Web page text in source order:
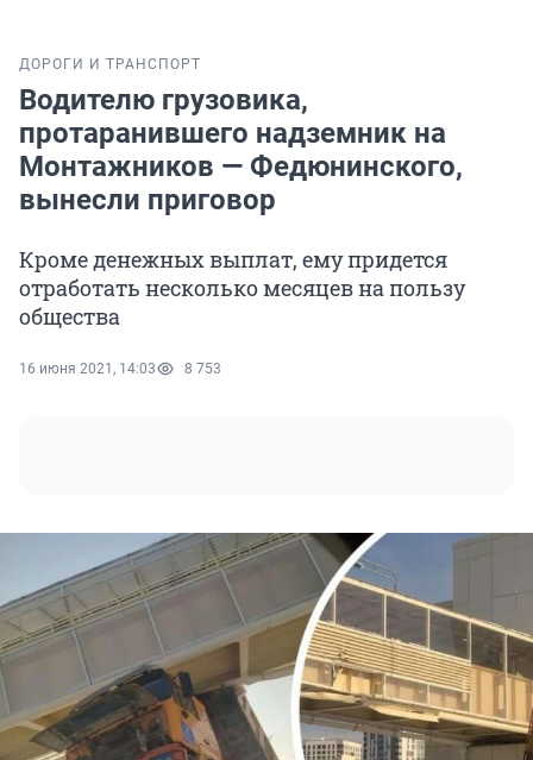
ДОРОГИ И ТРАНСПОРТ
Водителю грузовика,
протаранившего надземник на
Монтажников — Федюнинского,
вынесли приговор
Кроме денежных выплат, ему придется
отработать несколько месяцев на пользу
общества
16 июня 2021, 14:03 8 753